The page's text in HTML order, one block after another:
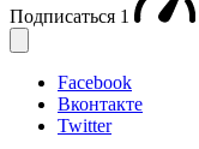
Подписаться 1
Facebook
Вконтакте
Twitter